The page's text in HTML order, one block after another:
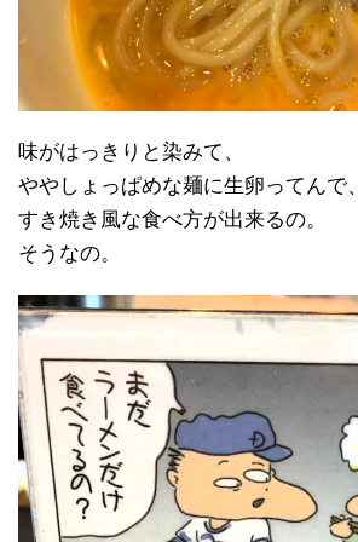
味がはっきりと染みて、
ややしょっぱめな麺に生卵ってんで、
すき焼き風な食べ方が出来るの。
そうなの。